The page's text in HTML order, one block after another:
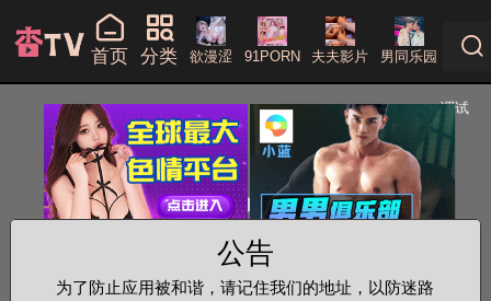
首页 分类 欲漫涩 91PORN 夫夫影片 男同乐园
公告
为了防止应用被和谐，请记住我们的地址，以防迷路